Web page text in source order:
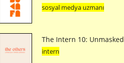
sosyal medya uzmanı
The Intern 10: Unmasked
intern